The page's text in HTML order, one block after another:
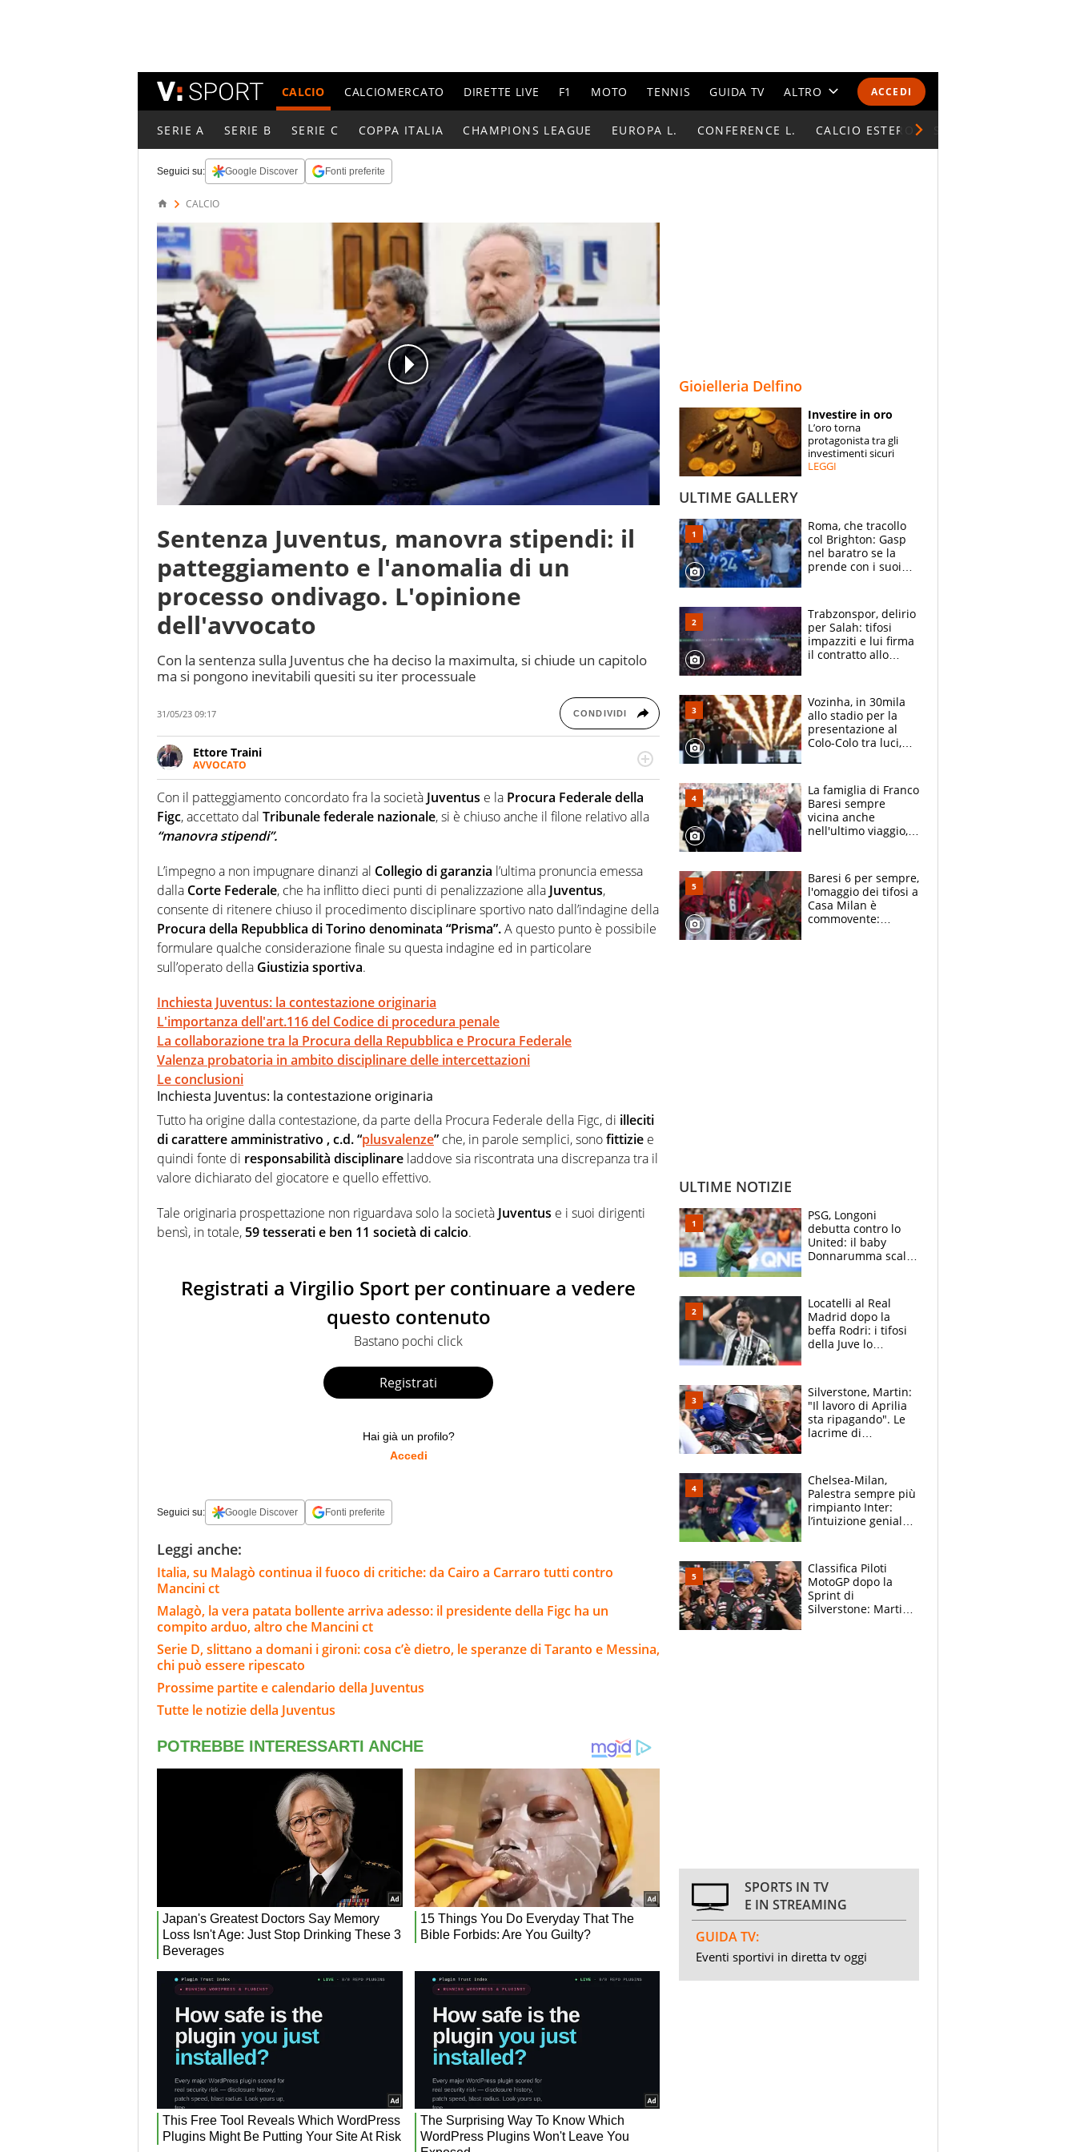
ACCEDI
CALCIO CALCIOMERCATO DIRETTE LIVE F1 MOTO TENNIS GUIDA TV ALTRO
CALENDARI E CLASSIFICHE
ESPERTI
CONTATTI
SERIE A SERIE B SERIE C COPPA ITALIA CHAMPIONS LEAGUE EUROPA L. CONFERENCE L. CALCIO ESTERO
Seguici su: Google Discover Fonti preferite
CALCIO
Sentenza Juventus, manovra stipendi: il
patteggiamento e l'anomalia di un
processo ondivago. L'opinione
dell'avvocato
Con la sentenza sulla Juventus che ha deciso la maximulta, si chiude un capitolo
ma si pongono inevitabili quesiti su iter processuale
31/05/23 09:17 CONDIVIDI
Ettore Traini
AVVOCATO
Avvocato penalista ed esperto di diritto dello Sport. Consigliere dell’Ordine degli
Avvocati di Milano; è stato anche sostituto procuratore federale Figc
Con il patteggiamento concordato fra la società Juventus e la Procura Federale della
Figc, accettato dal Tribunale federale nazionale, si è chiuso anche il filone relativo alla
“manovra stipendi”.
L’impegno a non impugnare dinanzi al Collegio di garanzia l’ultima pronuncia emessa
dalla Corte Federale, che ha inflitto dieci punti di penalizzazione alla Juventus,
consente di ritenere chiuso il procedimento disciplinare sportivo nato dall’indagine della
Procura della Repubblica di Torino denominata “Prisma”.A questo punto è possibile
formulare qualche considerazione finale su questa indagine ed in particolare
sull’operato della Giustizia sportiva.
Inchiesta Juventus: la contestazione originaria
L'importanza dell'art.116 del Codice di procedura penale
La collaborazione tra la Procura della Repubblica e Procura Federale
Valenza probatoria in ambito disciplinare delle intercettazioni
Le conclusioni
Inchiesta Juventus: la contestazione originaria
Tutto ha origine dalla contestazione, da parte della Procura Federale della Figc, di illeciti
di carattere amministrativo , c.d. “plusvalenze” che, in parole semplici, sonofittizie e
quindi fonte di responsabilità disciplinare laddove sia riscontrata una discrepanza tra il
valore dichiarato del giocatore e quello effettivo.
Tale originaria prospettazione non riguardava solo la società Juventus e i suoi dirigenti
bensì, in totale, 59 tesserati e ben 11 società di calcio.
Registrati a Virgilio Sport per continuare a vedere
questo contenuto
Bastano pochi click
Registrati
Hai già un profilo?
Accedi
Seguici su: Google Discover Fonti preferite
Leggi anche:
Italia, su Malagò continua il fuoco di critiche: da Cairo a Carraro tutti contro
Mancini ct
Malagò, la vera patata bollente arriva adesso: il presidente della Figc ha un
compito arduo, altro che Mancini ct
Serie D, slittano a domani i gironi: cosa c’è dietro, le speranze di Taranto e Messina,
chi può essere ripescato
Prossime partite e calendario della Juventus
Tutte le notizie della Juventus
Gioielleria Delfino
Investire in oro
L’oro torna
protagonista tra gli
investimenti sicuri
LEGGI
ULTIME GALLERY
Roma, che tracollo
col Brighton: Gasp
nel baratro se la
prende con i suoi
Trabzonspor, delirio
per Salah: tifosi
impazziti e lui firma
il contratto allo
Vozinha, in 30mila
allo stadio per la
presentazione al
Colo-Colo tra luci,
La famiglia di Franco
Baresi sempre
vicina anche
nell'ultimo viaggio,
circondati
dall'affetto dei tifosi
Baresi 6 per sempre,
l'omaggio dei tifosi a
Casa Milan è
commovente:
ULTIME NOTIZIE
PSG, Longoni
debutta contro lo
United: il baby
Donnarumma scalza
Locatelli al Real
Madrid dopo la
beffa Rodri: i tifosi
della Juve lo
Silverstone, Martin:
"Il lavoro di Aprilia
sta ripagando". Le
lacrime di
la gara domani"
Chelsea-Milan,
Palestra sempre più
rimpianto Inter:
l’intuizione geniale
Classifica Piloti
MotoGP dopo la
Sprint di
Silverstone: Martin
SPORTS IN TV
E IN STREAMING
GUIDA TV:
Eventi sportivi in diretta tv oggi